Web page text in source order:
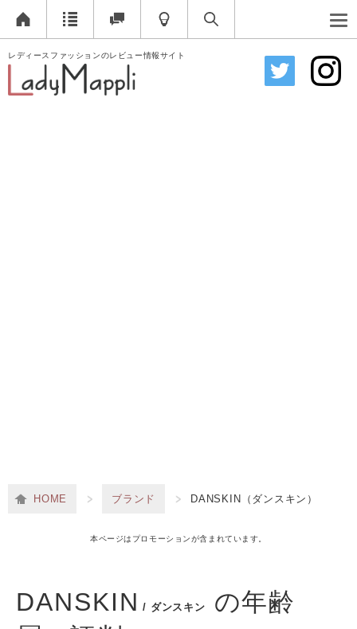
レディースファッションのレビュー情報サイト
HOME ブランド DANSKIN（ダンスキン）
本ページはプロモーションが含まれています。
DANSKIN / ダンスキン
の年齢